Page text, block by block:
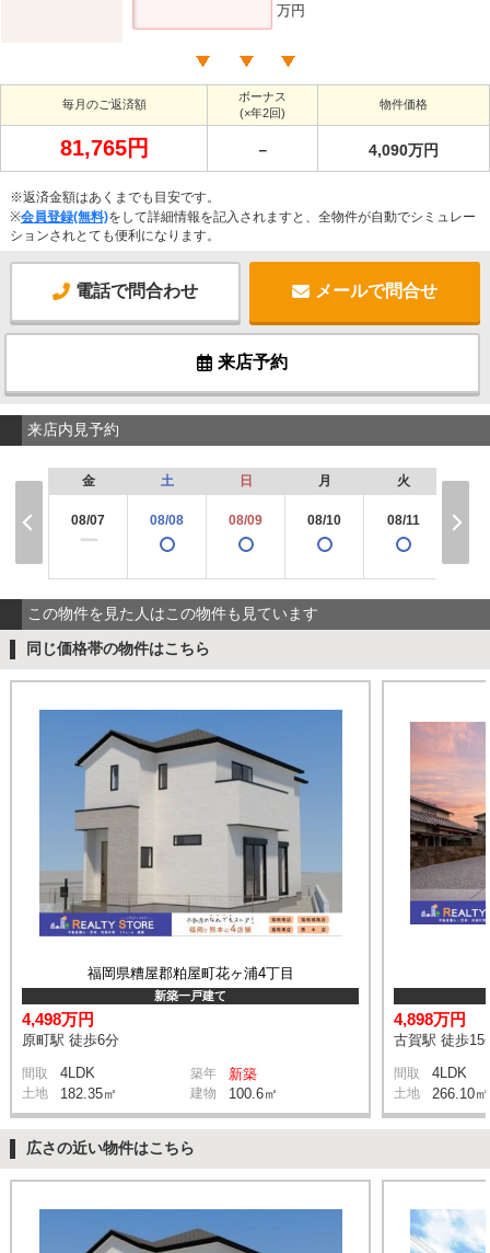
万円
毎月のご返済額
ボーナス
(×年2回)
物件価格
81,765円 － 4,090万円
※返済金額はあくまでも目安です。
※会員登録(無料)をして詳細情報を記入されますと、全物件が自動でシミュレー
ションされとても便利になります。
電話で問合わせ メールで問合せ
来店予約
来店内見予約
金
08/07
ー
土
08/08
日
08/09
月
08/10
火
08/11
この物件を見た人はこの物件も見ています
同じ価格帯の物件はこちら
福岡県糟屋郡粕屋町花ヶ浦4丁目
新築一戸建て
4,498万円
原町駅 徒歩6分
間取 4LDK 築年 新築
土地 182.35㎡ 建物 100.6㎡
4,898万円
古賀駅 徒歩15
間取 4LDK
土地 266.10㎡
広さの近い物件はこちら